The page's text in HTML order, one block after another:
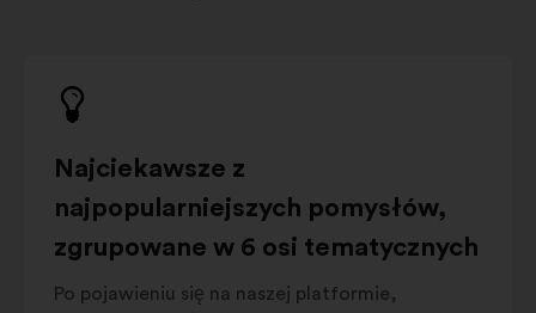
Najciekawsze z
najpopularniejszych pomysłów,
zgrupowane w 6 osi tematycznych
Po pojawieniu się na naszej platformie,